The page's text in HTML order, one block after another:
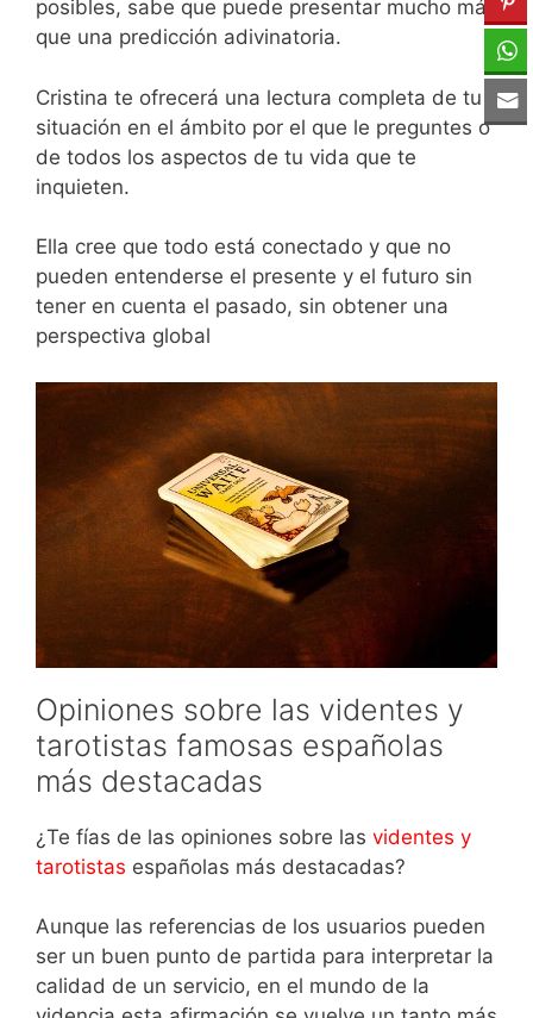
posibles, sabe que puede presentar mucho más
que una predicción adivinatoria.
Cristina te ofrecerá una lectura completa de tu
situación en el ámbito por el que le preguntes o
de todos los aspectos de tu vida que te
inquieten.
Ella cree que todo está conectado y que no
pueden entenderse el presente y el futuro sin
tener en cuenta el pasado, sin obtener una
perspectiva global
Opiniones sobre las videntes y
tarotistas famosas españolas
más destacadas
¿Te fías de las opiniones sobre las videntes y
tarotistas españolas más destacadas?
Aunque las referencias de los usuarios pueden
ser un buen punto de partida para interpretar la
calidad de un servicio, en el mundo de la